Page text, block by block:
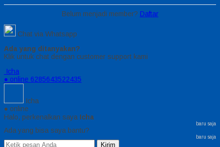
Belum menjadi member? Daftar
Chat via Whatsapp
Ada yang ditanyakan?
Klik untuk chat dengan customer support kami
Icha
● online 6285643522435
Icha
● online
Halo, perkenalkan saya Icha
baru saja
Ada yang bisa saya bantu?
baru saja
Kirim